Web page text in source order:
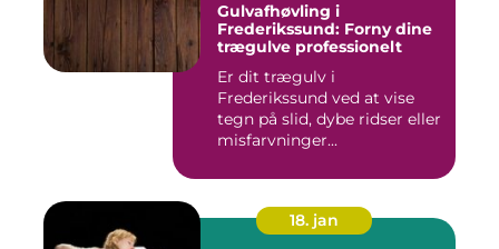
Gulvafhøvling i
Frederikssund: Forny dine
trægulve professionelt
Er dit trægulv i
Frederikssund ved at vise
tegn på slid, dybe ridser eller
misfarvninger...
18. jan